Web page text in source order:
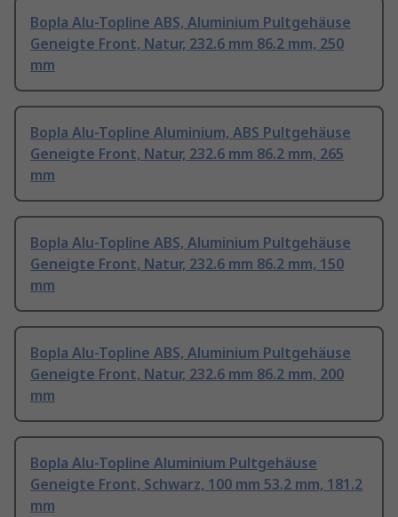
Bopla Alu-Topline ABS, Aluminium Pultgehäuse
Geneigte Front, Natur, 232.6 mm 86.2 mm, 250
mm
Bopla Alu-Topline Aluminium, ABS Pultgehäuse
Geneigte Front, Natur, 232.6 mm 86.2 mm, 265
mm
Bopla Alu-Topline ABS, Aluminium Pultgehäuse
Geneigte Front, Natur, 232.6 mm 86.2 mm, 150
mm
Bopla Alu-Topline ABS, Aluminium Pultgehäuse
Geneigte Front, Natur, 232.6 mm 86.2 mm, 200
mm
Bopla Alu-Topline Aluminium Pultgehäuse
Geneigte Front, Schwarz, 100 mm 53.2 mm, 181.2
mm